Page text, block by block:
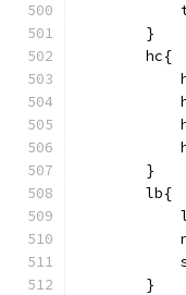
        }
        hc{
        }
        lb{
        }